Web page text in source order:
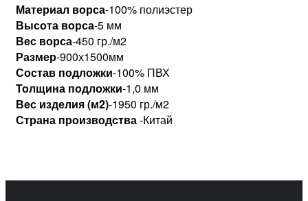
Материал ворса-100% полиэстер
Высота ворса-5 мм
Вес ворса-450 гр./м2
Размер-900х1500мм
Состав подложки-100% ПВХ
Толщина подложки-1,0 мм
Вес изделия (м2)-1950 гр./м2
Страна производства-Китай